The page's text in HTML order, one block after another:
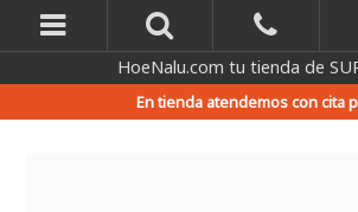
HoeNalu.com tu tienda de
En tienda atendemos con cita